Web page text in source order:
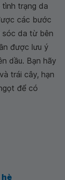
trạng da
các bước
sóc da từ bên
được lưu ý
dầu. Bạn hãy
trái cây, hạn
để có
hè